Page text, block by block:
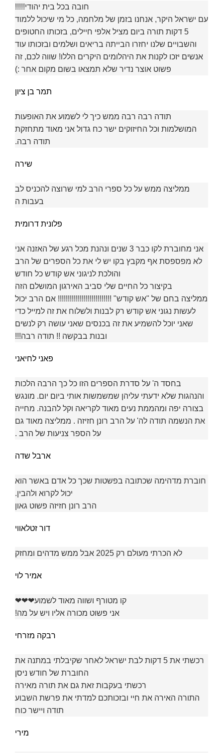
חובה בכל בית יהודי!!!!!
עם ישראל היקר, אנחנו בזמן של מלחמה, כל מי שיכול ללמוד
5 דקות תורה ביום מציל אלפי חיילים, בזכותו החטופים
והשבויים שלנו יחזרו הבייתה בריאים ושלמים ובזכותו עוד
אנשים יזכו לקנות את היהלומים היקרים הללו! שווה לכם, זה
פשוט אוצר נדיר שלא תמצאו בשום מקום אחר :)
תמר בן ציון
תודה רבה רבה ממש כיך לי לשמוע את האופעות
המושלמות וכל החיזוקים ישר כח גדול אני מאוד מתחזקת
תודה רבה.
שירה
ממליצה ממש על כל ספרי הרב למי שרוצה להכניס לב
בעבות ה
פלונית דרומית
אני מחוברת לקו כבר 3 שנים ונהנת מכל רגע של האזנה אני
לא מפספסת אף מקבץ בקו יש לי את כל הספרים של הרב
והולכת לניגוני אש קודש כל חודש
בקיצור כל החיים שלי סביב האירגון המושלם הזה
ממליצה בחם של "אש קודש" !!!!!!!!!!!!!!!!!!!!!!!!!!! אם הרב יכול
לעשות נגוני אש קודש רק לבנות ולשלוח את זה למייל כדי
שאני יוכל להשמיע את זה בכנסים שאני עושה רק לנשים
ובנות בבקשה !! תודה רבה!!!
פאני לחיאני
בחסד ה' על סדרת הספרים הזו כל כך הרבה הלכות
והנהגות שלא ידעתי עליהן שמשמשות אותי ביום יום. מונגש
בצורה יפה ומהממת נעים מאוד לקריאה וקל להבנה. מחייה
את הנשמה תודה לה' על הרב רונן חזיזה . ממליצה מאוד גם
על הספר צניעות של הרב .
ארבל שדה
חוברת מדהימה שכתובה בפשטות שכך כל אדם באשר הוא
יכול לקרוא ולהבין.
הרב רונן חזיזה פשוט גאון
דור זטלאווי
לא הכרתי מעולם רק 2025 אבל ממש מדהים ומחזק
אמיר לוי
קו מטורף ושווה מאוד לשמוע❤❤❤
אני פשוט מכורה אליו ויש על מה!
רבקה מזרחי
רכשתי את 5 דקות לבת ישראל לאחר שקיבלתי במתנה את
החוברת של חודש ניסן
רכשתי בעקבות זאת גם את תורה מאירה
התורה האירה את חיי ובזכותכם למדתי את פרשת השבוע
תודה ויישר כוח
מירי